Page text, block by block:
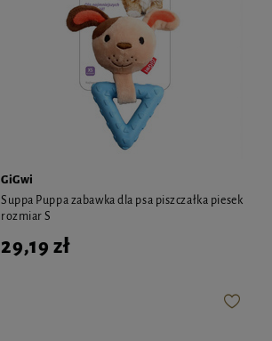
GiGwi
Suppa Puppa zabawka dla psa piszczałka piesek
rozmiar S
29,19 zł